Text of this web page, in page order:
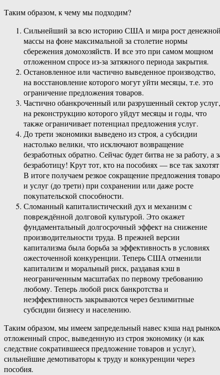
Таким образом, к чему мы подходим?
Сильнейший за всю историю США и мира рост
массы на фоне максимальной за столетие нормы
сбережения домохозяйств. И все это при самом мощном
отложенном спросе из-за затяжного периода закрытия.
Остановленное или частично выведенное производство,
на восстановление которого могут уйти месяцы, т.е. это
ограничение предложения товаров.
Частично обанкроченный или разрушенный сектор услуг,
на реконструкцию которого уйдут месяцы и годы, что
также ограничивает потенциал предложения услуг.
До трети экономики выведено из строя, а субсидии
настолько велики, что исключают возвращение
безработных обратно. Сейчас будет битва не за работу, а
безработицу! Крут тот, кто на пособиях — все так
В итоге получаем резкое сокращение предложения
и услуг (до трети) при сохранении или даже росте
покупательской способности.
Сломанный капиталистический дух и механизм с
повреждённой долговой культурой. Это окажет
фундаментальный долгосрочный эффект на снижение
производительности труда. В прежней версии
капитализма была борьба за эффективность в условиях
ожесточенной конкуренции. Теперь США отменили
капитализм и моральный риск, раздавая кэш в
неограниченным масштабах по первому требованию
любому. Теперь любой риск банкротства и
неэффективность закрываются через безлимитные
субсидии бизнесу и населению.
Таким образом, мы имеем запредельный навес кэша над
отложенный спрос, выведенную из строя экономику (и как
следствие сократившееся предложение товаров и услуг),
сильнейшие демотиваторы к труду и конкуренции через
пособия.